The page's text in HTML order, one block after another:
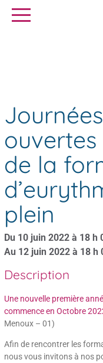
SE FORMER
de la
plein
Du 10 juin 2022 à 18 h
Au 12 juin 2022 à 18 h
Description
Une nouvelle première
commence en Octobre
Menoux – 01)
Afin de rencontrer les
nous vous invitons à nos